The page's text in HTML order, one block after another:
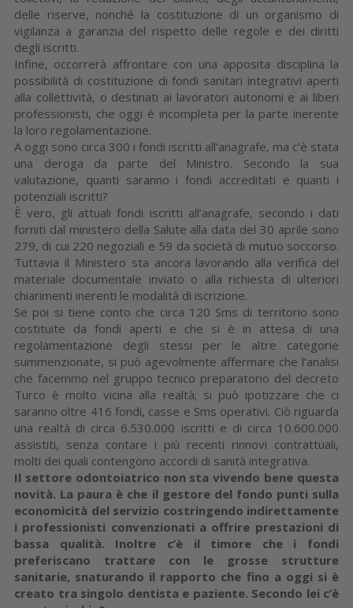
delle riserve, nonché la costituzione di un organismo di
vigilanza a garanzia del rispetto delle regole e dei diritti
degli iscritti.
Infine, occorrerà affrontare con una apposita disciplina la
possibilità di costituzione di fondi sanitari integrativi aperti
alla collettività, o destinati ai lavoratori autonomi e ai liberi
professionisti, che oggi è incompleta per la parte inerente
la loro regolamentazione.
A oggi sono circa 300 i fondi iscritti all’anagrafe, ma c’è stata
una deroga da parte del Ministro. Secondo la sua
valutazione, quanti saranno i fondi accreditati e quanti i
potenziali iscritti?
È vero, gli attuali fondi iscritti all’anagrafe, secondo i dati
forniti dal ministero della Salute alla data del 30 aprile sono
279, di cui 220 negoziali e 59 da società di mutuo soccorso.
Tuttavia il Ministero sta ancora lavorando alla verifica del
materiale documentale inviato o alla richiesta di ulteriori
chiarimenti inerenti le modalità di iscrizione.
Se poi si tiene conto che circa 120 Sms di territorio sono
costituite da fondi aperti e che si è in attesa di una
regolamentazione degli stessi per le altre categorie
summenzionate, si può agevolmente affermare che l’analisi
che facemmo nel gruppo tecnico preparatorio del decreto
Turco è molto vicina alla realtà; si può ipotizzare che ci
saranno oltre 416 fondi, casse e Sms operativi. Ciò riguarda
una realtà di circa 6.530.000 iscritti e di circa 10.600.000
assistiti, senza contare i più recenti rinnovi contrattuali,
molti dei quali contengono accordi di sanità integrativa.
Il settore odontoiatrico non sta vivendo bene questa
novità. La paura è che il gestore del fondo punti sulla
economicità del servizio costringendo indirettamente
i professionisti convenzionati a offrire prestazioni di
bassa qualità. Inoltre c’è il timore che i fondi
preferiscano trattare con le grosse strutture
sanitarie, snaturando il rapporto che fino a oggi si è
creato tra singolo dentista e paziente. Secondo lei c’è